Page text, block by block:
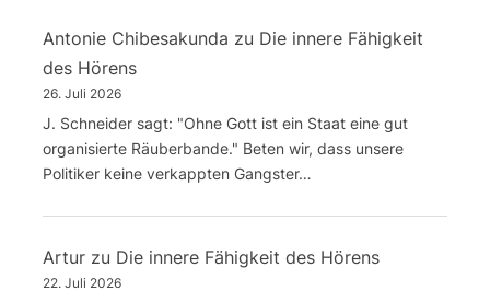
Antonie Chibesakunda zu Die innere Fähigkeit
des Hörens
26. Juli 2026
J. Schneider sagt: "Ohne Gott ist ein Staat eine gut
organisierte Räuberbande." Beten wir, dass unsere
Politiker keine verkappten Gangster…
Artur zu Die innere Fähigkeit des Hörens
22. Juli 2026